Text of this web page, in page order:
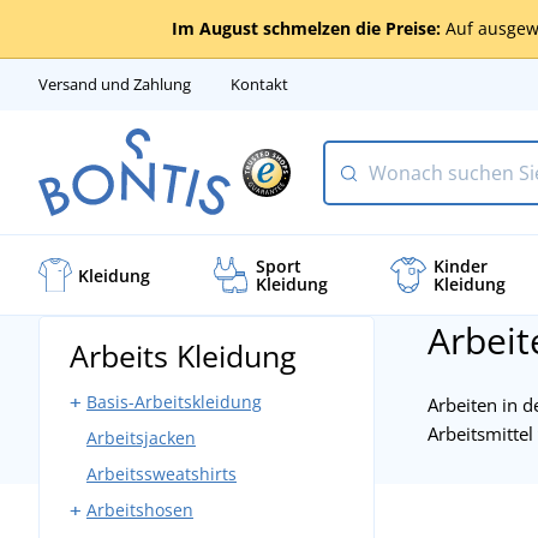
Im August schmelzen die Preise: Auf
Versand und Zahlung Kontakt
Kleidung Sport
Kleidung
Kinder
Kleidung
Arbeiten in
Arbeitsmittel
Arbeits Kleidung
Basis-Arbeitskleidung
Arbeitshosen mit Latz
Arbeitshosen ohne Latz
Bundjacken
Arbeitsjacken
Arbeitssweatshirts
Arbeitshosen